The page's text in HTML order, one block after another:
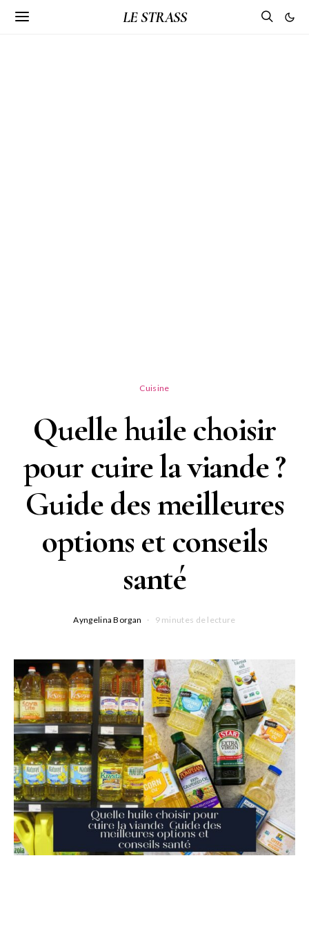
LE STRASS
Cuisine
Quelle huile choisir
pour cuire la viande ?
Guide des meilleures
options et conseils
santé
Ayngelina Borgan 9 minutes de lecture